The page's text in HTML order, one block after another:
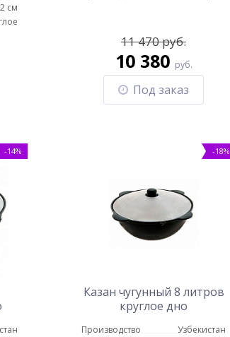
см
11 470 руб.
10 380 руб.
Под заказ
-14% -18%
Казан чугунный 8 литров
круглое дно
Производство
Узбекистан